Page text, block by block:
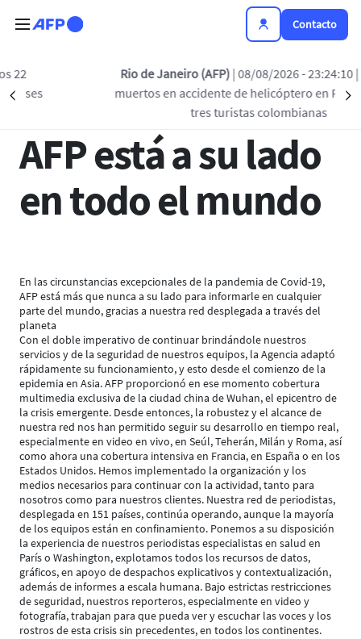
Contacto
Précédent
Rio de Janeiro (AFP)| 08/08/2026 - 23:24:10| Cuatro
muertos en accidente de helicóptero en Rio,
tres turistas colombianas
Regreso a la lista
AFP está a su lado
en todo el mundo
En las circunstancias excepcionales de la pandemia de Covid-19,
AFP está más que nunca a su lado para informarle en cualquier
parte del mundo, gracias a nuestra red desplegada a través del
planeta
Con el doble imperativo de continuar brindándole nuestros
servicios y de la seguridad de nuestros equipos, la Agencia adaptó
rápidamente su funcionamiento, y esto desde el comienzo de la
epidemia en Asia. AFP proporcionó en ese momento cobertura
multimedia exclusiva de la ciudad china de Wuhan, el epicentro de
la crisis emergente. Desde entonces, la robustez y el alcance de
nuestra red nos han permitido seguir su desarrollo en tiempo real,
especialmente en video en vivo, en Seúl, Teherán, Milán y Roma, así
como ahora una cobertura intensiva en Francia, en España o en los
Estados Unidos. Hemos implementado la organización y los
medios necesarios para continuar con la actividad, tanto para
nosotros como para nuestros clientes. Nuestra red de periodistas,
desplegada en 151 países, continúa operando, aunque la mayoría
de los equipos están en confinamiento. Ponemos a su disposición
la experiencia de nuestros periodistas especialistas en salud en
París o Washington, explotamos todos los recursos de datos,
gráficos, en apoyo de despachos explicativos y contextualización,
además de informes a escala humana. Bajo estrictas restricciones
de seguridad, nuestros reporteros, especialmente en video y
fotografía, trabajan para que pueda ver y escuchar las voces y los
rostros de esta crisis sin precedentes, en todos los continentes.